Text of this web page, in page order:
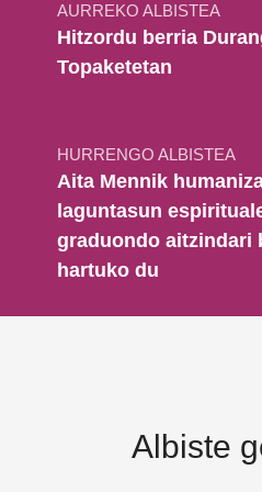
AURREKO ALBISTEA
Hitzordu berria
Topaketetan
HURRENGO ALBISTEA
Aita Mennik
laguntasun
graduondo aitzindari
hartuko du
Albiste